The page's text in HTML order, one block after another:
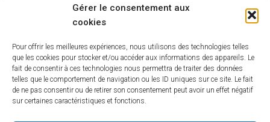
Gérer le consentement aux
cookies
Pour offrir les meilleures expériences, nous utilisons des technologies telles
que les cookies pour stocker et/ou accéder aux informations des appareils. Le
fait de consentir à ces technologies nous permettra de traiter des données
telles que le comportement de navigation ou les ID uniques sur ce site. Le fait
de ne pas consentir ou de retirer son consentement peut avoir un effet négatif
sur certaines caractéristiques et fonctions.
Accessibilité